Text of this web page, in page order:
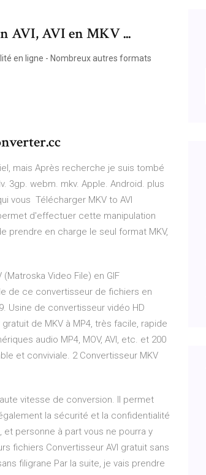
AVI, AVI en MKV ...
en ligne - Nombreux autres formats
mais Après recherche je suis tombé
3gp. webm. mkv. Apple. Android. plus
vous Télécharger MKV to AVI
d'effectuer cette manipulation
prendre en charge le seul format MKV,
Video File) en GIF
de ce convertisseur de fichiers en
Usine de convertisseur vidéo HD
de MKV à MP4, très facile, rapide
audio MP4, MOV, AVI, etc. et 200
et conviviale. 2 Convertisseur MKV
vitesse de conversion. Il permet
la sécurité et la confidentialité
personne à part vous ne pourra y
fichiers Convertisseur AVI gratuit sans
filigrane Par la suite, je vais prendre